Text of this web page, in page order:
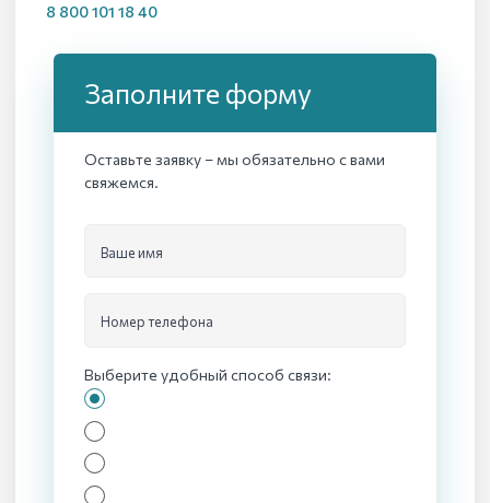
8 800 101 18 40
Заполните форму
Оставьте заявку – мы обязательно с вами
свяжемся.
Ваше имя
Номер телефона
Выберите удобный способ связи: